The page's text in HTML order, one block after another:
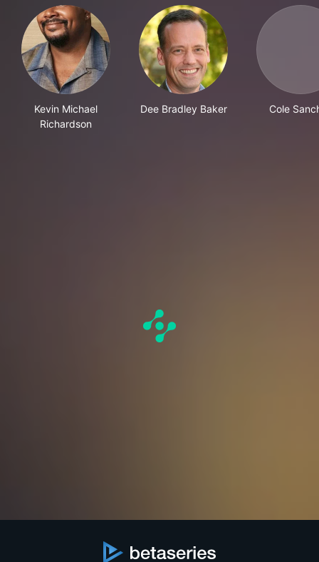
Kevin Michael
Richardson
Dee Bradley Baker Cole